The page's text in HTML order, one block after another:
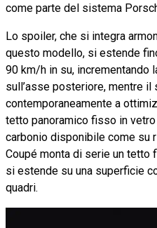
come parte del sistema
Lo spoiler, che si integra
questo modello, si estende
90 km/h in su, incrementando
sull’asse posteriore, mentre
contemporaneamente a
tetto panoramico fisso in
carbonio disponibile come su
Coupé monta di serie un tetto
si estende su una superficie
quadri.